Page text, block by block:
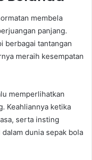
membela
panjang.
berbagai tantangan
meraih kesempatan
memperlihatkan
Keahliannya ketika
serta insting
dunia sepak bola